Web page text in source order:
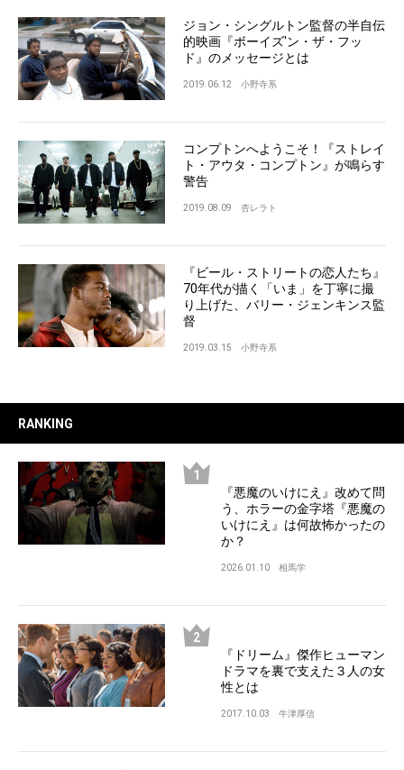
ジョン・シングルトン監督の半自伝
的映画『ボーイズ'ン・ザ・フッ
ド』のメッセージとは
2019.06.12 小野寺系
コンプトンへようこそ！『ストレイ
ト・アウタ・コンプトン』が鳴らす
警告
2019.08.09 杏レラト
『ビール・ストリートの恋人たち』
70年代が描く「いま」を丁寧に撮
り上げた、バリー・ジェンキンス監
督
2019.03.15 小野寺系
RANKING
『悪魔のいけにえ』改めて問
う、ホラーの金字塔『悪魔の
いけにえ』は何故怖かったの
か？
2026.01.10 相馬学
『ドリーム』傑作ヒューマン
ドラマを裏で支えた３人の女
性とは
2017.10.03 牛津厚信